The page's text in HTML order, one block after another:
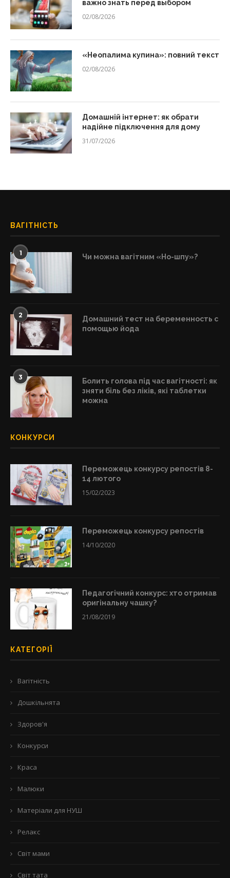
важно знать перед выбором
02/08/2026
«Неопалима купина»: повний текст
02/08/2026
Домашній інтернет: як обрати
надійне підключення для дому
31/07/2026
ВАГІТНІСТЬ
1 Чи можна вагітним «Но-шпу»?
2
Домашний тест на беременность с
помощью йода
3
Болить голова під час вагітності: як
зняти біль без ліків, які таблетки
можна
КОНКУРСИ
Переможець конкурсу репостів 8-
14 лютого
15/02/2023
Переможець конкурсу репостів
14/10/2020
Педагогічний конкурс: хто отримав
оригінальну чашку?
21/08/2019
КАТЕГОРІЇ
Вагітність
Дошкільнята
Здоров'я
Конкурси
Краса
Малюки
Матеріали для НУШ
Релакс
Світ мами
Світ тата